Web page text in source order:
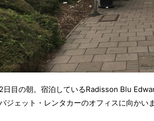
日目の朝。宿泊しているRadisson Blu
ジェット・レンタカーのオフィスに向かいま